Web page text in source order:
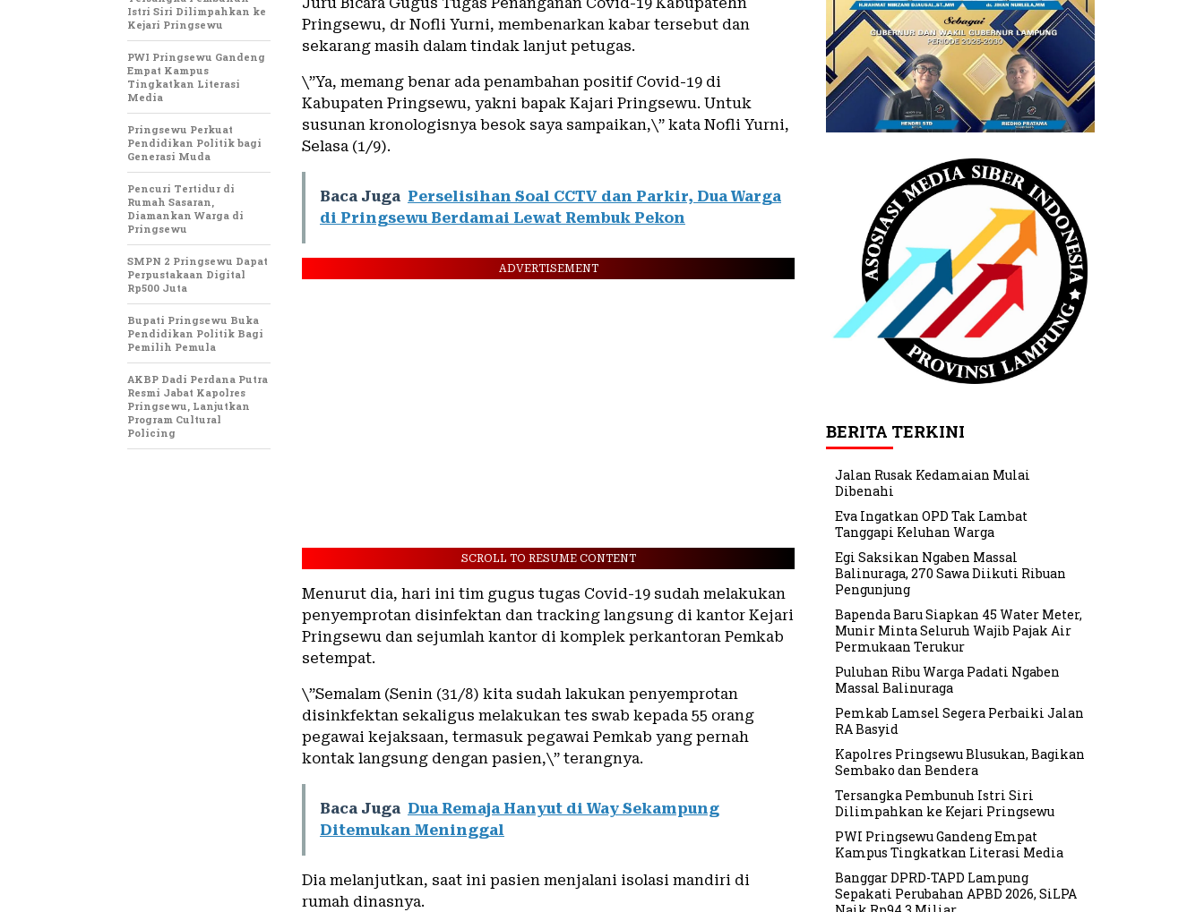
Pringsewu, dr Nofli Yurni, membenarkan kabar tersebut dan
sekarang masih dalam tindak lanjut petugas.
\”Ya, memang benar ada penambahan positif Covid-19 di
Kabupaten Pringsewu, yakni bapak Kajari Pringsewu. Untuk
susunan kronologisnya besok saya sampaikan,\” kata Nofli Yurni,
Selasa (1/9).
Baca Juga Perselisihan Soal CCTV dan Parkir, Dua Warga
di Pringsewu Berdamai Lewat Rembuk Pekon
ADVERTISEMENT
SCROLL TO RESUME CONTENT
Menurut dia, hari ini tim gugus tugas Covid-19 sudah melakukan
penyemprotan disinfektan dan tracking langsung di kantor Kejari
Pringsewu dan sejumlah kantor di komplek perkantoran Pemkab
setempat.
\”Semalam (Senin (31/8) kita sudah lakukan penyemprotan
disinkfektan sekaligus melakukan tes swab kepada 55 orang
pegawai kejaksaan, termasuk pegawai Pemkab yang pernah
kontak langsung dengan pasien,\” terangnya.
Baca Juga Dua Remaja Hanyut di Way Sekampung
Ditemukan Meninggal
Dia melanjutkan, saat ini pasien menjalani isolasi mandiri di
rumah dinasnya.
Istri Siri Dilimpahkan ke
Kejari Pringsewu
PWI Pringsewu Gandeng
Empat Kampus
Tingkatkan Literasi
Media
Pringsewu Perkuat
Pendidikan Politik bagi
Generasi Muda
Pencuri Tertidur di
Rumah Sasaran,
Diamankan Warga di
Pringsewu
SMPN 2 Pringsewu Dapat
Perpustakaan Digital
Rp500 Juta
Bupati Pringsewu Buka
Pendidikan Politik Bagi
Pemilih Pemula
AKBP Dadi Perdana Putra
Resmi Jabat Kapolres
Pringsewu, Lanjutkan
Program Cultural
Policing
BERITA TERKINI
Jalan Rusak Kedamaian Mulai
Dibenahi
Eva Ingatkan OPD Tak Lambat
Tanggapi Keluhan Warga
Egi Saksikan Ngaben Massal
Balinuraga, 270 Sawa Diikuti Ribuan
Pengunjung
Bapenda Baru Siapkan 45 Water Meter,
Munir Minta Seluruh Wajib Pajak Air
Permukaan Terukur
Puluhan Ribu Warga Padati Ngaben
Massal Balinuraga
Pemkab Lamsel Segera Perbaiki Jalan
RA Basyid
Kapolres Pringsewu Blusukan, Bagikan
Sembako dan Bendera
Tersangka Pembunuh Istri Siri
Dilimpahkan ke Kejari Pringsewu
PWI Pringsewu Gandeng Empat
Kampus Tingkatkan Literasi Media
Banggar DPRD-TAPD Lampung
Sepakati Perubahan APBD 2026, SiLPA